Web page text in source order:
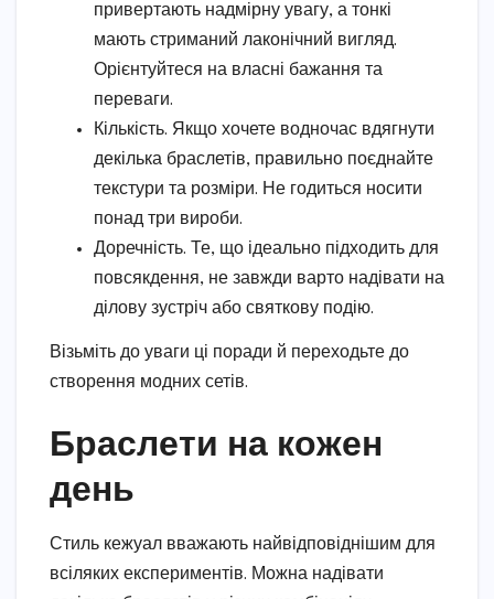
привертають надмірну увагу, а тонкі
мають стриманий лаконічний вигляд.
Орієнтуйтеся на власні бажання та
переваги.
Кількість. Якщо хочете водночас вдягнути
декілька браслетів, правильно поєднайте
текстури та розміри. Не годиться носити
понад три вироби.
Доречність. Те, що ідеально підходить для
повсякдення, не завжди варто надівати на
ділову зустріч або святкову подію.
Візьміть до уваги ці поради й переходьте до
створення модних сетів.
Браслети на кожен
день
Стиль кежуал вважають найвідповіднішим для
всіляких експериментів. Можна надівати